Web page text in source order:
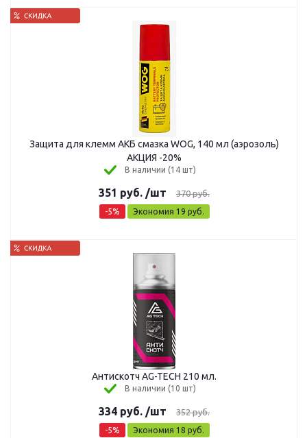
Защита для клемм АКБ смазка WOG, 140 мл (аэрозоль)
АКЦИЯ -20%
В наличии (14 шт)
351 руб. /шт 370руб.
-5% Экономия 19 руб.
Антискотч AG-TECH 210 мл.
В наличии (10 шт)
334 руб. /шт 352руб.
-5% Экономия 18 руб.